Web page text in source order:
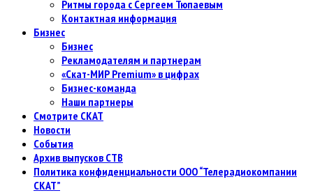
Ритмы города с Сергеем Тюпаевым
Контактная информация
Бизнес
Бизнес
Рекламодателям и партнерам
«Скат-МИР Premium» в цифрах
Бизнес-команда
Наши партнеры
Смотрите СКАТ
Новости
События
Архив выпусков СТВ
Политика конфиденциальности ООО “Телерадиокомпании
СКАТ”